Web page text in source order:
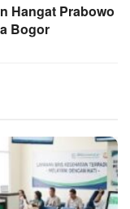
Hangat Prabowo
Bogor